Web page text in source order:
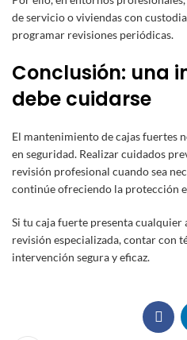
de servicio o viviendas con
programar revisiones periódicas.
Conclusión: una
debe cuidarse
El mantenimiento de cajas fuertes
en seguridad. Realizar cuidados
revisión profesional cuando sea
continúe ofreciendo la protección
Si tu caja fuerte presenta cualquier
revisión especializada, contar con
intervención segura y eficaz.